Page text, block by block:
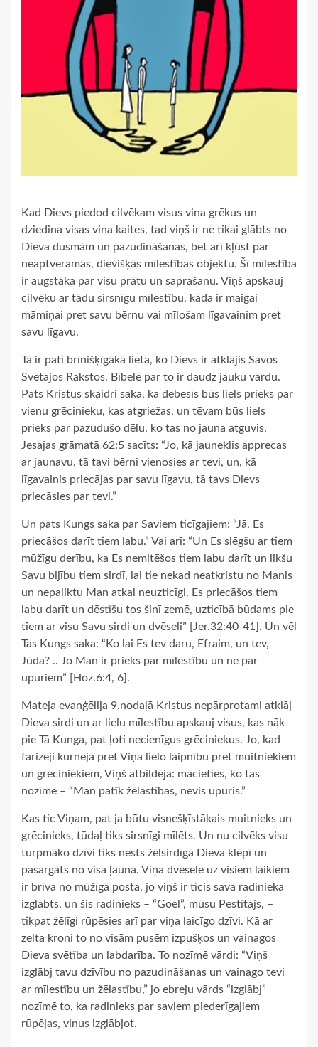
Kad Dievs piedod cilvēkam visus viņa grēkus un
dziedina visas viņa kaites, tad viņš ir ne tikai glābts no
Dieva dusmām un pazudināšanas, bet arī kļūst par
neaptveramās, dievišķās mīlestības objektu. Šī mīlestība
ir augstāka par visu prātu un saprašanu. Viņš apskauj
cilvēku ar tādu sirsnīgu mīlestību, kāda ir maigai
māmiņai pret savu bērnu vai mīlošam līgavainim pret
savu līgavu.
Tā ir pati brīnišķīgākā lieta, ko Dievs ir atklājis Savos
Svētajos Rakstos. Bībelē par to ir daudz jauku vārdu.
Pats Kristus skaidri saka, ka debesīs būs liels prieks par
vienu grēcinieku, kas atgriežas, un tēvam būs liels
prieks par pazudušo dēlu, ko tas no jauna atguvis.
Jesajas grāmatā 62:5 sacīts: “Jo, kā jauneklis apprecas
ar jaunavu, tā tavi bērni vienosies ar tevi, un, kā
līgavainis priecājas par savu līgavu, tā tavs Dievs
priecāsies par tevi.”
Un pats Kungs saka par Saviem ticīgajiem: “Jā, Es
priecāšos darīt tiem labu.” Vai arī: “Un Es slēgšu ar tiem
mūžīgu derību, ka Es nemitēšos tiem labu darīt un likšu
Savu bijību tiem sirdī, lai tie nekad neatkristu no Manis
un nepaliktu Man atkal neuzticīgi. Es priecāšos tiem
labu darīt un dēstīšu tos šinī zemē, uzticībā būdams pie
tiem ar visu Savu sirdi un dvēseli” [Jer.32:40-41]. Un vēl
Tas Kungs saka: “Ko lai Es tev daru, Efraim, un tev,
Jūda? .. Jo Man ir prieks par mīlestību un ne par
upuriem” [Hoz.6:4, 6].
Mateja evaņģēlija 9.nodaļā Kristus nepārprotami atklāj
Dieva sirdi un ar lielu mīlestību apskauj visus, kas nāk
pie Tā Kunga, pat ļoti necienīgus grēciniekus. Jo, kad
farizeji kurnēja pret Viņa lielo laipnību pret muitniekiem
un grēciniekiem, Viņš atbildēja: mācieties, ko tas
nozīmē – “Man patīk žēlastības, nevis upuris.”
Kas tic Viņam, pat ja būtu visnešķīstākais muitnieks un
grēcinieks, tūdaļ tiks sirsnīgi mīlēts. Un nu cilvēks visu
turpmāko dzīvi tiks nests žēlsirdīgā Dieva klēpī un
pasargāts no visa ļauna. Viņa dvēsele uz visiem laikiem
ir brīva no mūžīgā posta, jo viņš ir ticis sava radinieka
izglābts, un šis radinieks – “Goel”, mūsu Pestītājs, –
tikpat žēlīgi rūpēsies arī par viņa laicīgo dzīvi. Kā ar
zelta kroni to no visām pusēm izpušķos un vainagos
Dieva svētība un labdarība. To nozīmē vārdi: “Viņš
izglābj tavu dzīvību no pazudināšanas un vainago tevi
ar mīlestību un žēlastību,” jo ebreju vārds “izglābj”
nozīmē to, ka radinieks par saviem piederīgajiem
rūpējas, viņus izglābjot.